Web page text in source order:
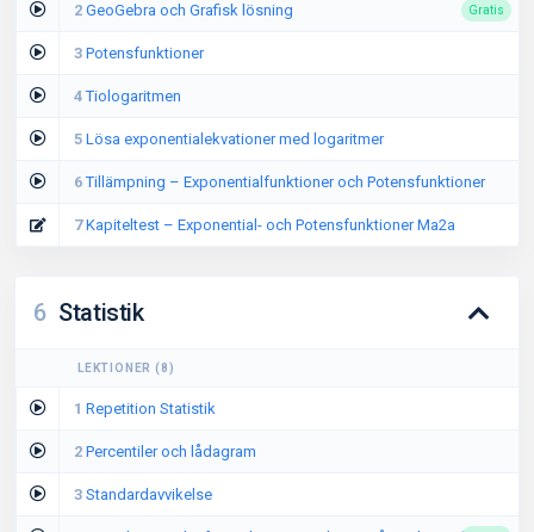
2 GeoGebra och Grafisk lösning Gratis
3 Potensfunktioner
4Tiologaritmen
5 Lösa exponentialekvationer med logaritmer
6Tillämpning – Exponentialfunktioner och Potensfunktioner
7Kapiteltest – Exponential- och Potensfunktioner Ma2a
6 Statistik
LEKTIONER (8)
1 Repetition Statistik
2 Percentiler och lådagram
3 Standardavvikelse